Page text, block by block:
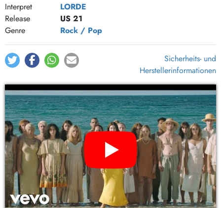
Interpret
LORDE
Release
US 21
Genre
Rock / Pop
Sicherheits- und
Herstellerinformationen